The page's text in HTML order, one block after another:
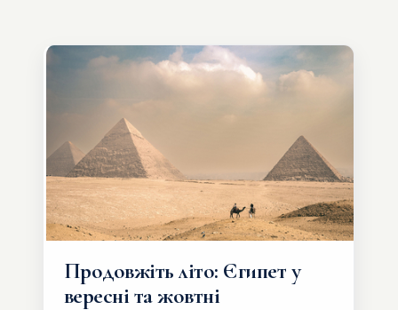
Продовжіть літо: Єгипет у
вересні та жовтні